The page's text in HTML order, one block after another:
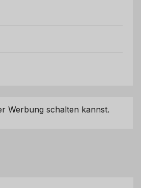
Werbung schalten kannst.